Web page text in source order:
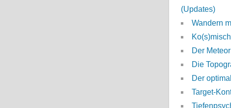
(Updates)
Wandern
Der
Die
Der
Target-